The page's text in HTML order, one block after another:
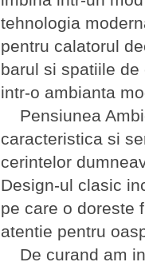
tehnologia
pentru calatorul
barul si spatiile
intr-o ambianta
Pensiunea
caracteristica si
cerintelor
Design-ul clasic
pe care o doreste
atentie pentru
De curand am